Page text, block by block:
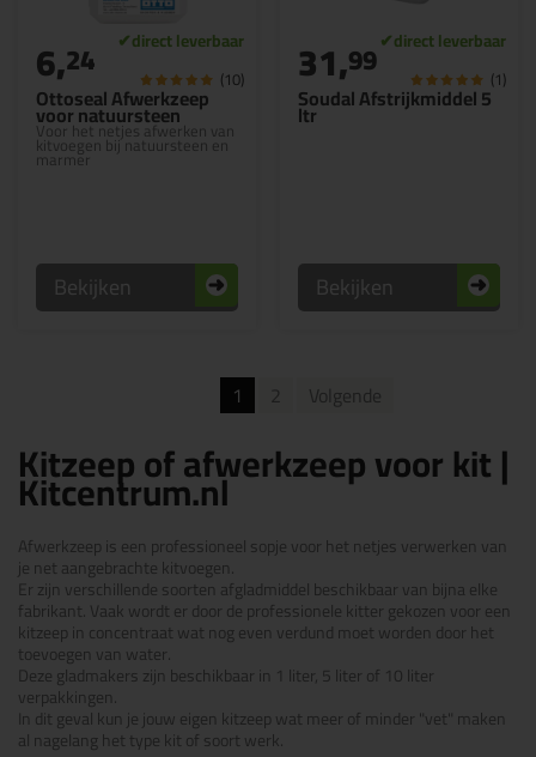
Ottoseal Afwerkzeep
voor natuursteen
Voor het netjes afwerken van
kitvoegen bij natuursteen en
marmer
6,24 (10)
Bekijken
Soudal Afstrijkmiddel 5
ltr
31,99 (1)
Bekijken
1 2 Volgende
Kitzeep of afwerkzeep voor kit |
Kitcentrum.nl
Afwerkzeep is een professioneel sopje voor het netjes verwerken van
je net aangebrachte kitvoegen.
Er zijn verschillende soorten afgladmiddel beschikbaar van bijna elke
fabrikant. Vaak wordt er door de professionele kitter gekozen voor een
kitzeep in concentraat wat nog even verdund moet worden door het
toevoegen van water.
Deze gladmakers zijn beschikbaar in 1 liter, 5 liter of 10 liter
verpakkingen.
In dit geval kun je jouw eigen kitzeep wat meer of minder "vet" maken
al nagelang het type kit of soort werk.